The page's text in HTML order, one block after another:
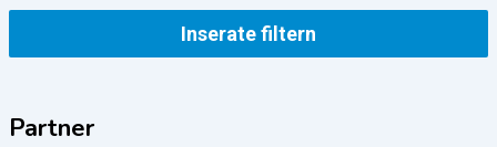
Inserate filtern
Partner